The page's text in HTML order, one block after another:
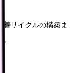
善サイクルの構築ま